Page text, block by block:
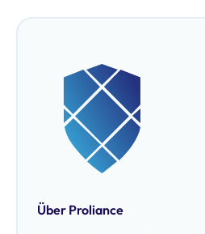
Bregal Unternehmerkapital
Datenschutzbeauftragter (TÜV &
Über Proliance